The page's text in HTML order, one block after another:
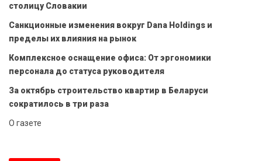
столицу Словакии
Санкционные изменения вокруг Dana Holdings и
пределы их влияния на рынок
Комплексное оснащение офиса: От эргономики
персонала до статуса руководителя
За октябрь строительство квартир в Беларуси
сократилось в три раза
О газете